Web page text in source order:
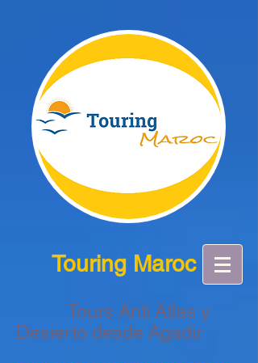
Touring Maroc
Tours Anti Atlas y
Desierto desde Agadir